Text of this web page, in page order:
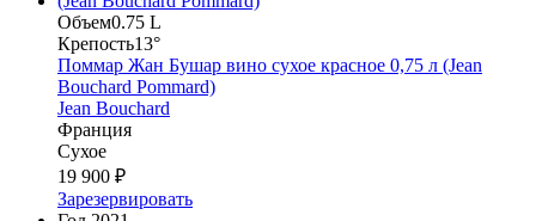
Объем0.75 L
Крепость13°
Поммар Жан Бушар вино сухое красное 0,75 л (Jean
Bouchard Pommard)
Jean Bouchard
Франция
Сухое
19 900 ₽
Зарезервировать